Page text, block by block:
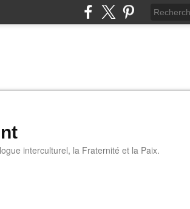
interculturel, la Fraternité et la Paix.